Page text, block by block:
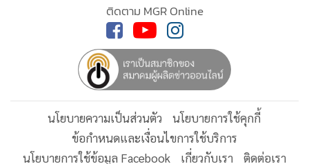
ติดตาม MGR Online
นโยบายความเป็นส่วนตัว
นโยบายการใช้คุกกี้
ข้อกำหนดและเงื่อนไขการใช้บริการ
นโยบายการใช้ข้อมูล Facebook
เกี่ยวกับเรา ติดต่อเรา